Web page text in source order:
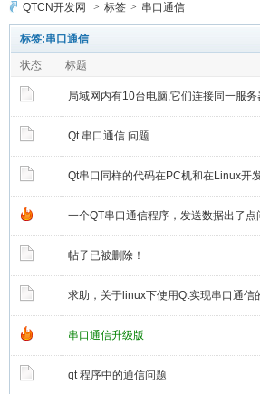
QTCN开发网 > 标签 > 串口通信
标签:串口通信
状态 标题
局域网内有10台电脑,它们连接同一服
Qt 串口通信 问题
Qt串口同样的代码在PC机和在Linux开
一个QT串口通信程序，发送数据出了点
帖子已被删除！
求助，关于linux下使用Qt实现串口通信
串口通信升级版
qt 程序中的通信问题